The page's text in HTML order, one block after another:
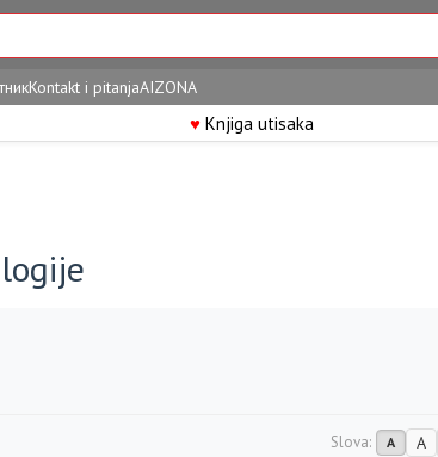
Kontakt i pitanjaAIZONA
♥Knjiga utisaka
Slova: A A